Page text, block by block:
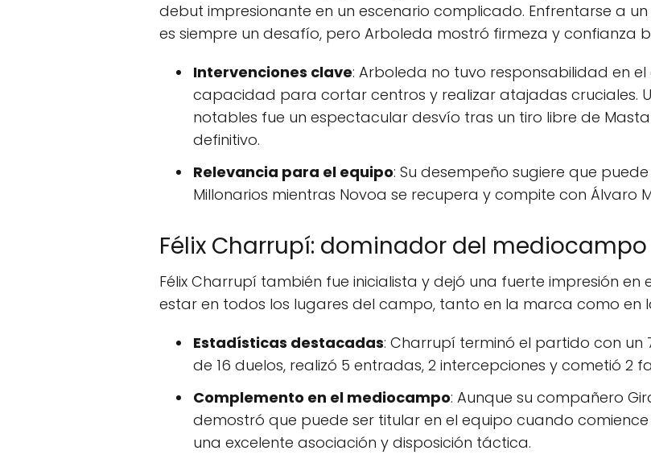
debut impresionante en un escenario complicado. Enfrentarse a
es siempre un desafío, pero Arboleda mostró firmeza y confianza
Intervenciones clave: Arboleda no tuvo responsabilidad en
capacidad para cortar centros y realizar atajadas cruciales.
notables fue un espectacular desvío tras un tiro libre de
definitivo.
Relevancia para el equipo: Su desempeño sugiere que
Millonarios mientras Novoa se recupera y compite con Álvaro
Félix Charrupí: dominador del mediocampo
Félix Charrupí también fue inicialista y dejó una fuerte impresión
estar en todos los lugares del campo, tanto en la marca como en
Estadísticas destacadas: Charrupí terminó el partido con un
de 16 duelos, realizó 5 entradas, 2 intercepciones y cometió 2
Complemento en el mediocampo: Aunque su compañero
demostró que puede ser titular en el equipo cuando
una excelente asociación y disposición táctica.